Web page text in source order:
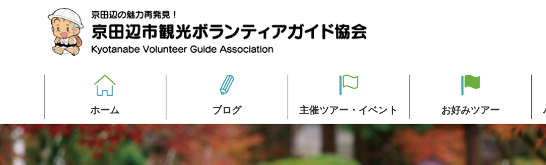
ホーム ブログ 主催ツアー・イベント お好みツアー